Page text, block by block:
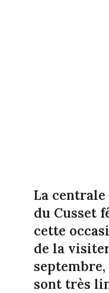
La
du Cusset
cette
de la
sont très